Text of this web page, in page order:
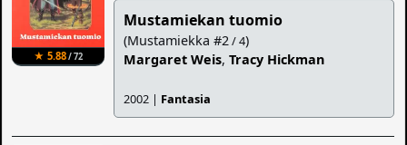
★ 5.88/ 72
Mustamiekan tuomio
(Mustamiekka #2/ 4)
Margaret Weis,Tracy Hickman
2002 | Fantasia